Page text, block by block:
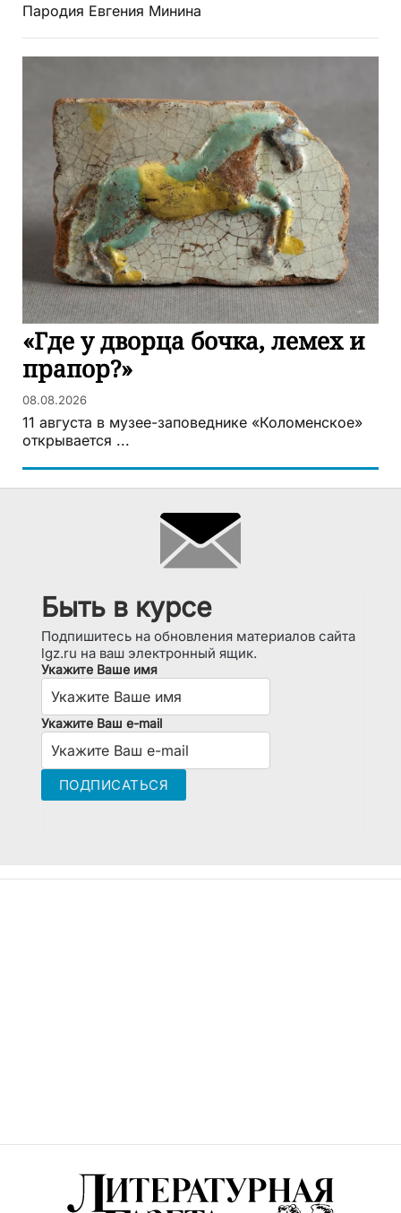
Пародия Евгения Минина
«Где у дворца бочка, лемех и
прапор?»
08.08.2026
11 августа в музее-заповеднике «Коломенское»
открывается ...
Быть в курсе
Подпишитесь на обновления материалов сайта
lgz.ru на ваш электронный ящик.
Укажите Ваше имя
Укажите Ваш e-mail